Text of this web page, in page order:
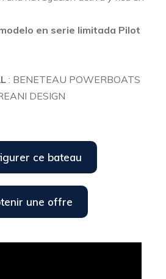
en serie limitada Pilot
: BENETEAU POWERBOATS
DESIGN
ce bateau
une offre